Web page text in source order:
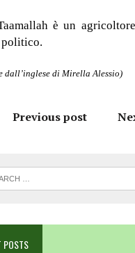
è un
dall’inglese di Mirella Alessio)
Previous post
POSTS